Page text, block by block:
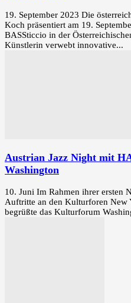
19. September 2023 Die
Koch präsentiert am 19.
BASSticcio in der
Künstlerin verwebt innovative...
Austrian Jazz Night mit
Washington
10. Juni Im Rahmen ihrer ersten
Auftritte an den Kulturforen New
begrüßte das Kulturforum